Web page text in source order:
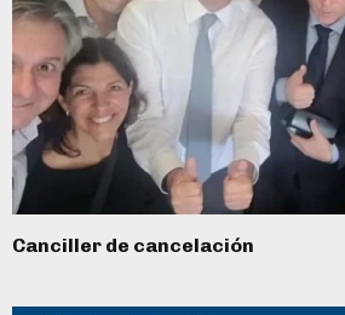
Canciller de cancelación